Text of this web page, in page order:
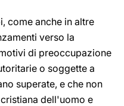
come anche in altre
verso la
di preoccupazione
o soggette a
superate, e che non
dell'uomo e